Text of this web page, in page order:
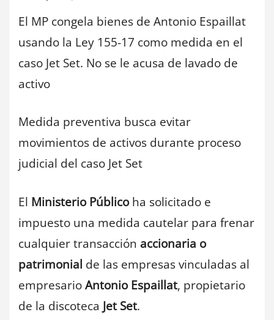
El MP congela bienes de Antonio Espaillat
usando la Ley 155-17 como medida en el
caso Jet Set. No se le acusa de lavado de
activo
Medida preventiva busca evitar
movimientos de activos durante proceso
judicial del caso Jet Set
El Ministerio Públicoha solicitado e
impuesto una medida cautelar para frenar
cualquier transacción accionaria o
patrimonial de las empresas vinculadas al
empresarioAntonio Espaillat, propietario
de la discoteca Jet Set.